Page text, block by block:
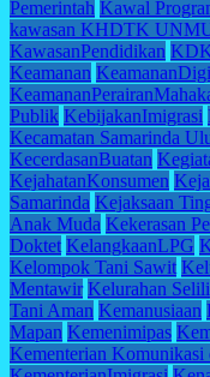
Pemerintah Kawal
kawasan KHDTK
KawasanPendidikan
Keamanan
Publik KebijakanImigrasi
Kecamatan Samarinda
KecerdasanBuatan
KejahatanKonsumen
Samarinda Kejaksaan
Anak Muda Kekerasan
Doktet KelangkaanLPG
Kelompok Tani Sawit
Mentawir Kelurahan Selili
Tani Aman Kemanusiaan
Mapan Kemenimipas
Kementerian